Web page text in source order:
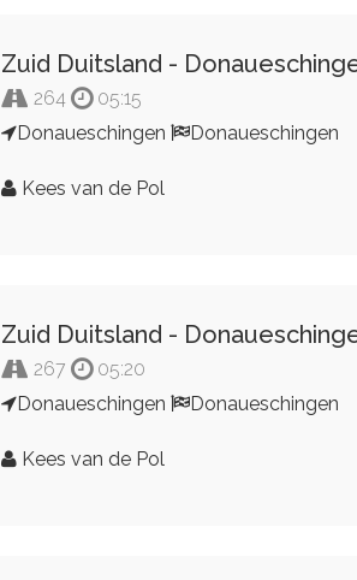
Zuid Duitsland -
264
05:15
Donaueschingen
Donaueschingen
Kees van de Pol
Zuid Duitsland -
267
05:20
Donaueschingen
Donaueschingen
Kees van de Pol